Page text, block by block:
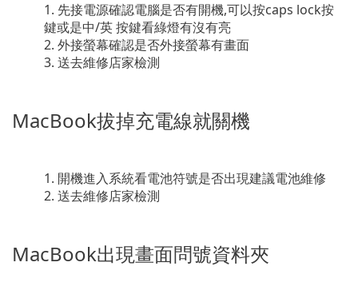
先接電源確認電腦是否有開機,可以按caps lock按
鍵或是中/英 按鍵看綠燈有沒有亮
外接螢幕確認是否外接螢幕有畫面
送去維修店家檢測
MacBook拔掉充電線就關機
開機進入系統看電池符號是否出現建議電池維修
送去維修店家檢測
MacBook出現畫面問號資料夾